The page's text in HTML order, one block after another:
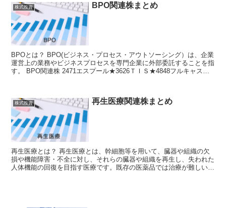
株式投資 BPO関連株まとめ
BPOとは？ BPO(ビジネス・プロセス・アウトソーシング）は、企業
運営上の業務やビジネスプロセスを専門企業に外部委託することを指
す。 BPO関連株 2471エスプール★3626ＴＩＳ★4848フルキャスト
株式投資 再生医療関連株まとめ
再生医療とは？ 再生医療とは、幹細胞等を用いて、臓器や組織の欠
損や機能障害・不全に対し、それらの臓器や組織を再生し、失われた
人体機能の回復を目指す医療です。既存の医薬品では治療が難しいも